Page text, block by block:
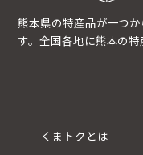
熊本県の特産品が一つ
す。全国各地に熊本の特
くまトクとは